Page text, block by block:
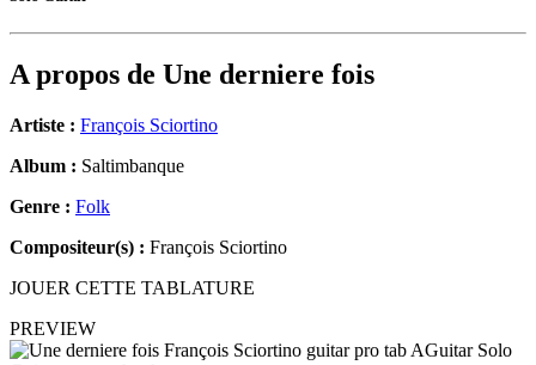
A propos de Une derniere fois
Artiste : François Sciortino
Album : Saltimbanque
Genre : Folk
Compositeur(s) : François Sciortino
JOUER CETTE TABLATURE
PREVIEW